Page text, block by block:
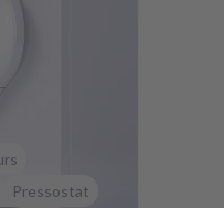
Pressostat